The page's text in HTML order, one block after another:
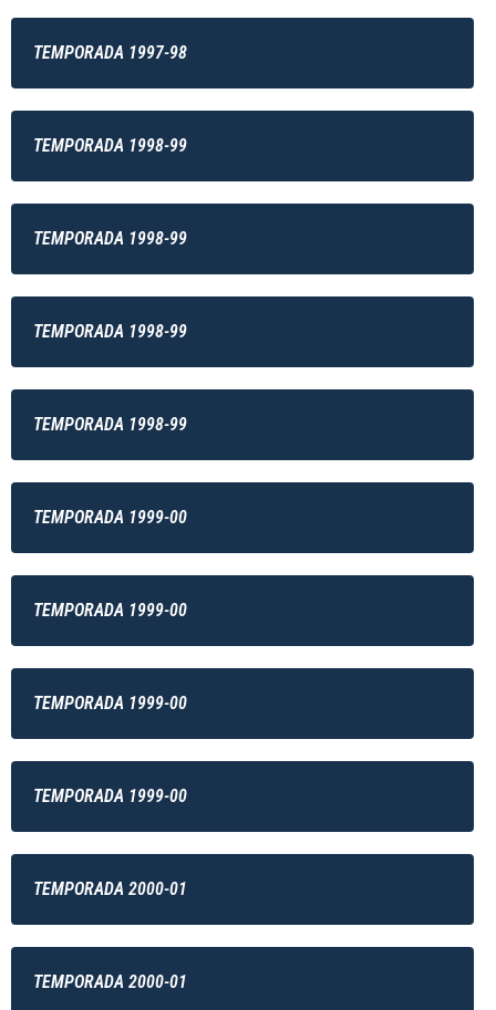
TEMPORADA 1997-98
TEMPORADA 1998-99
TEMPORADA 1998-99
TEMPORADA 1998-99
TEMPORADA 1998-99
TEMPORADA 1999-00
TEMPORADA 1999-00
TEMPORADA 1999-00
TEMPORADA 1999-00
TEMPORADA 2000-01
TEMPORADA 2000-01